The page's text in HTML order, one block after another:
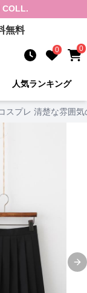
COLL.
無料
0 0
人気ランキング
スプレ 清楚な雰囲